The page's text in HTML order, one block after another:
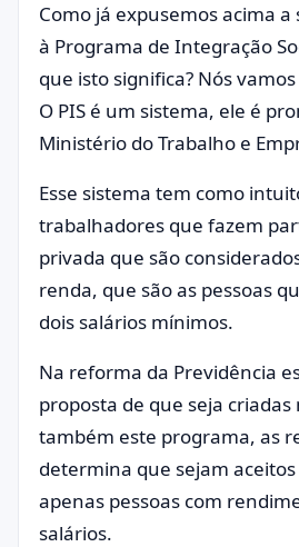
Como já expusemos acima a
à Programa de Integração
que isto significa? Nós
O PIS é um sistema, ele é
Ministério do Trabalho e
Esse sistema tem como
trabalhadores que fazem
privada que são
renda, que são as pessoas
dois salários mínimos.
Na reforma da Previdência
proposta de que seja
também este programa, as
determina que sejam
apenas pessoas com
salários.